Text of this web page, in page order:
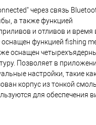
через связь
а также функцией
и отливов и время
функцией fishing
оснащен
Позволяет в
настройки, такие
корпус из тонкой
для обеспечения